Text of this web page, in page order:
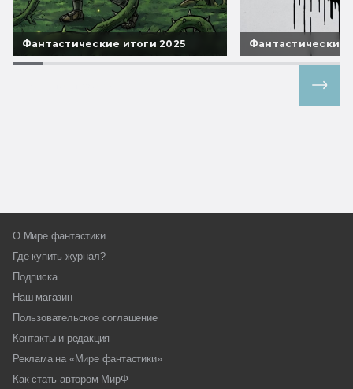
Фантастические итоги 2025 Фантастические
О Мире фантастики
Где купить журнал?
Подписка
Наш магазин
Пользовательское соглашение
Контакты и редакция
Реклама на «Мире фантастики»
Как стать автором МирФ